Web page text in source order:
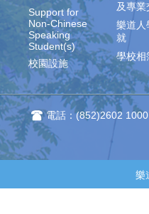
Support for
Non-Chinese
Speaking
Student(s)
校園設施
及專業
樂道人
就
學校相
電話：(852)2602 1000
樂